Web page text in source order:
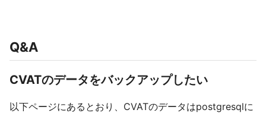
Q&A
CVATのデータをバックアップしたい
以下ページにあるとおり、CVATのデータはpostgresqlに